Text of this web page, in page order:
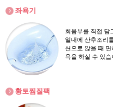
좌욕기
회음부를 직접 담
일내에 산후조리
션으로 앉을 때
욕을 하실 수 있습
황토찜질팩